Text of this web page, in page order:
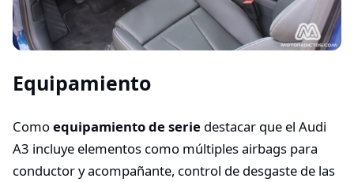
Equipamiento
Comoequipamiento de serie destacar que el Audi
A3 incluye elementos como múltiples airbags para
conductor y acompañante, control de desgaste de las